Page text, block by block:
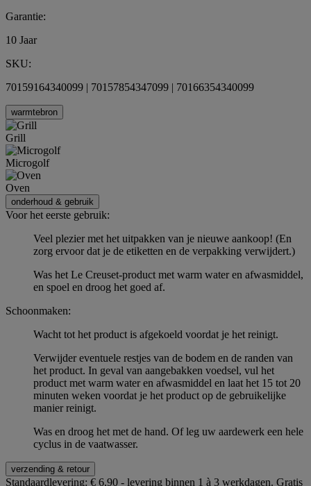
Garantie:
10 Jaar
SKU:
70159164340099 | 70157854347099 | 70166354340099
warmtebron
Grill
Microgolf
Oven
onderhoud & gebruik
Voor het eerste gebruik:
Veel plezier met het uitpakken van je nieuwe aankoop! (En
zorg ervoor dat je de etiketten en de verpakking verwijdert.)
Was het Le Creuset-product met warm water en afwasmiddel,
en spoel en droog het goed af.
Schoonmaken:
Wacht tot het product is afgekoeld voordat je het reinigt.
Verwijder eventuele restjes van de bodem en de randen van
het product. In geval van aangebakken voedsel, vul het
product met warm water en afwasmiddel en laat het 15 tot 20
minuten weken voordat je het product op de gebruikelijke
manier reinigt.
Was en droog het met de hand. Of leg uw aardewerk een hele
cyclus in de vaatwasser.
verzending & retour
Standaardlevering: € 6,90 - levering binnen 1 à 3 werkdagen. Gratis